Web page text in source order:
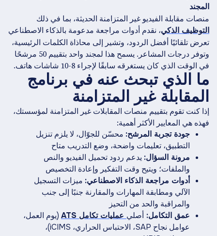
المجند
منصات مقابلة الفيديو غير المتزامنة الحديثة، بما في ذلك
التوظيف الذكي، نقدم أدوات مراجعة مدعومة بالذكاء الاصطناعي
تعرض تلقائيًا أفضل الردود، وتشير إلى محاذاة الكلمات الرئيسية،
وتوفر درجات المشاعر. يسمح هذا لمجند واحد بتقييم 50 مرشحًا
في الوقت الذي كان يستغرقه سابقًا لإجراء 8-10 شاشات هاتف.
ما الذي تبحث عنه في برنامج
المقابلة غير المتزامنة
إذا كنت تقوم بتقييم منصات المقابلات غير المتزامنة لمؤسستك،
فهذه هي المعايير الأكثر أهمية:
جودة تجربة المرشح:محسّن للجوّال، لا يلزم تنزيل
التطبيق، تعليمات واضحة، وضع التدريب متاح
مرونة السؤال:يدعم ردود تحميل الفيديو والنص
والملفات؛ ويتيح وقت التفكير وإعادة التخصيص
أدوات مراجعة الذكاء الاصطناعي:ميزات التسجيل
الآلي ومطابقة المهارات والمقارنة جنبًا إلى جنب
والمراقبة والحد من التحيز
عمق التكامل:أصليعمليات تكامل ATS
(يوم العمل،
عوامل نجاح SAP، الاحتباس الحراري، iCIMS)،